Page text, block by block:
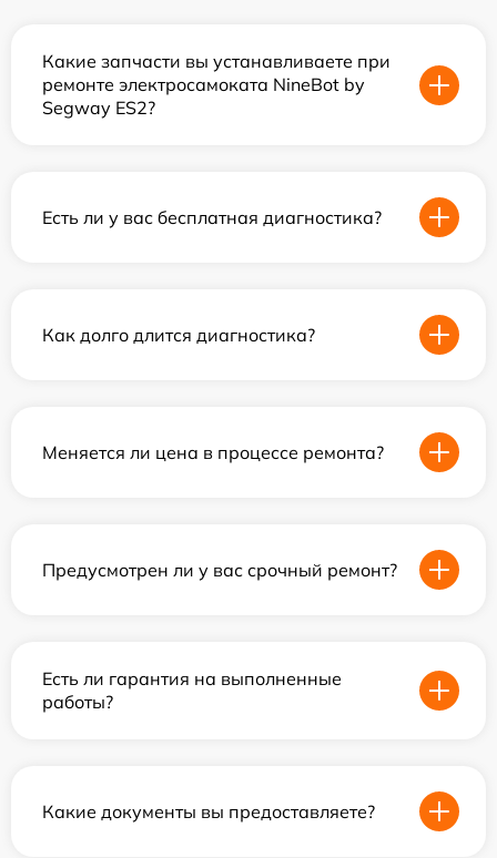
Какие запчасти вы устанавливаете при
ремонте электросамоката NineBot by
Segway ES2?
Есть ли у вас бесплатная диагностика?
Как долго длится диагностика?
Меняется ли цена в процессе ремонта?
Предусмотрен ли у вас срочный ремонт?
Есть ли гарантия на выполненные
работы?
Какие документы вы предоставляете?